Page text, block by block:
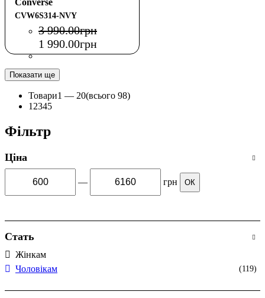
Converse
CVW6S314-NVY
3 990.00грн
1 990.00грн
Показати ще
Товари1 — 20(всього 98)
1 2345
Фільтр
Ціна
— грн ОК
Стать
Жінкам
Чоловікам
(119)